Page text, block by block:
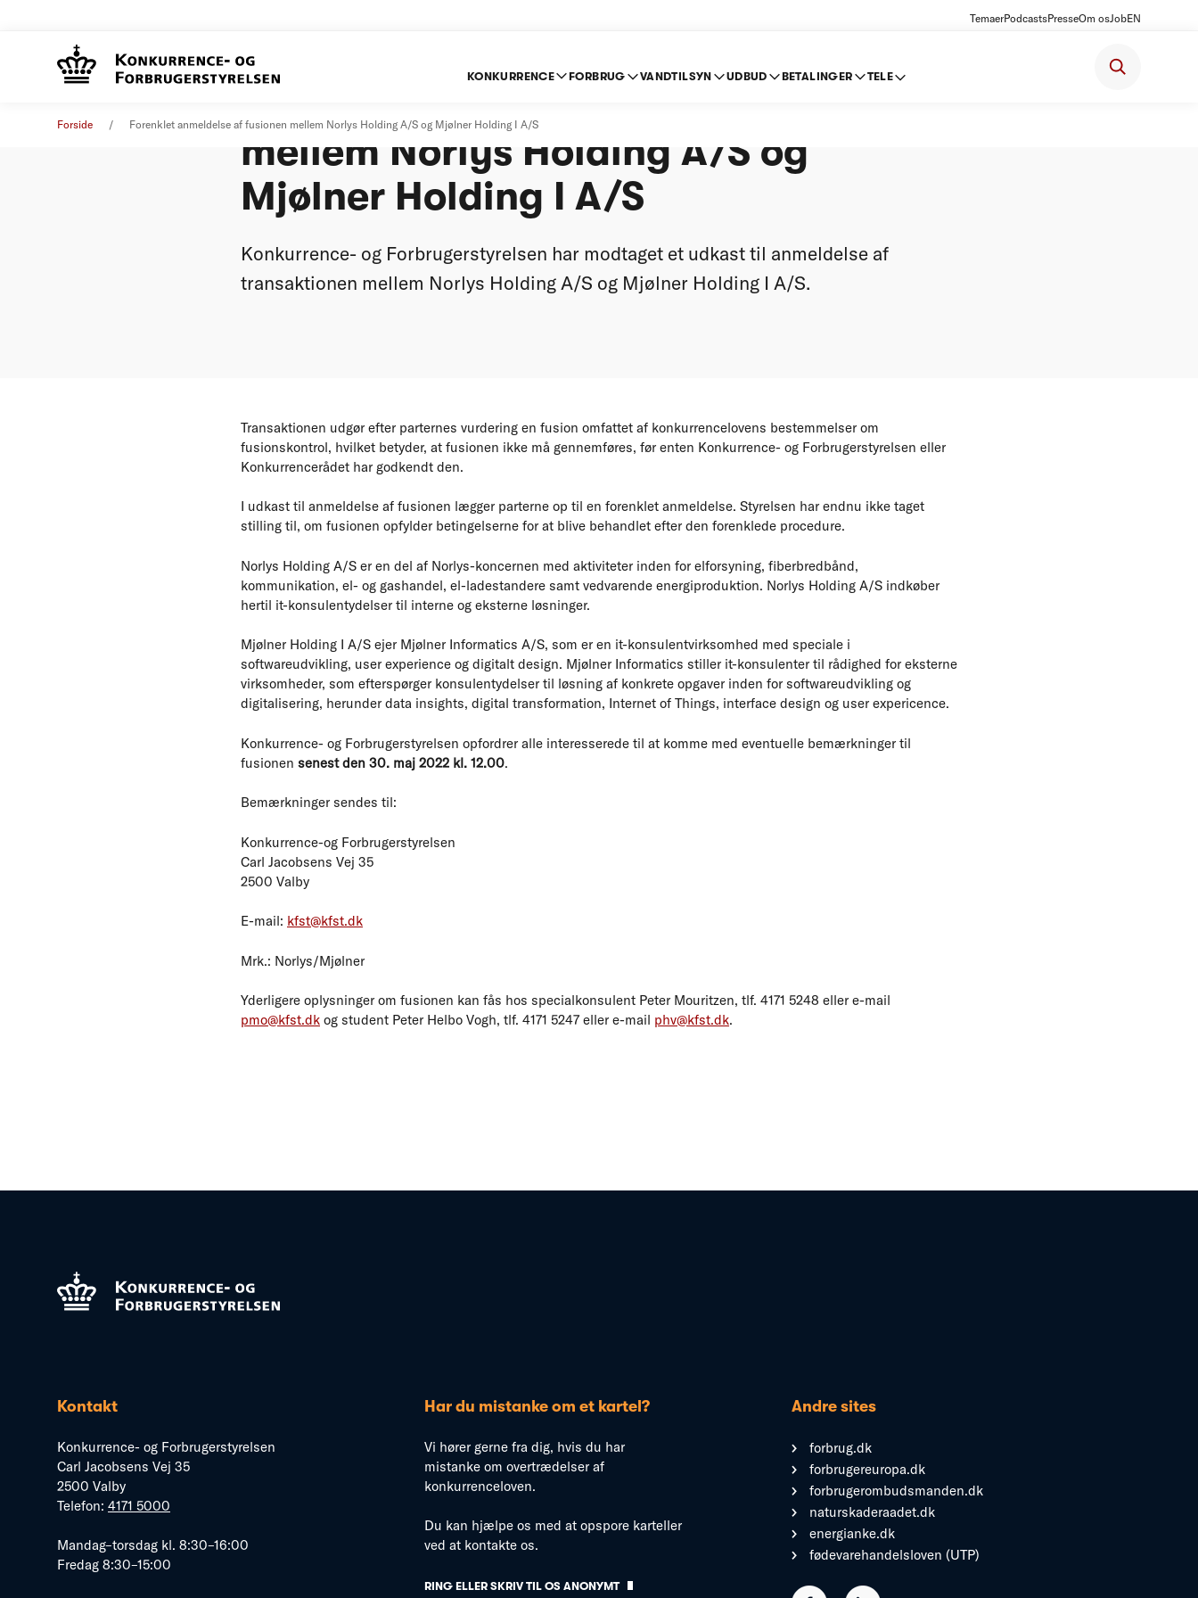
TemaerPodcastsPresseOm osJobEN
KONKURRENCE FORBRUG VANDTILSYN UDBUD BETALINGER TELE
Forside Forenklet anmeldelse af fusionen mellem Norlys Holding A/S og Mjølner Holding I A/S
mellem Norlys Holding A/S og
Mjølner Holding I A/S
Konkurrence- og Forbrugerstyrelsen har modtaget et udkast til anmeldelse af
transaktionen mellem Norlys Holding A/S og Mjølner Holding I A/S.
Transaktionen udgør efter parternes vurdering en fusion omfattet af konkurrencelovens bestemmelser om
fusionskontrol, hvilket betyder, at fusionen ikke må gennemføres, før enten Konkurrence- og Forbrugerstyrelsen eller
Konkurrencerådet har godkendt den.
I udkast til anmeldelse af fusionen lægger parterne op til en forenklet anmeldelse. Styrelsen har endnu ikke taget
stilling til, om fusionen opfylder betingelserne for at blive behandlet efter den forenklede procedure.
Norlys Holding A/S er en del af Norlys-koncernen med aktiviteter inden for elforsyning, fiberbredbånd,
kommunikation, el- og gashandel, el-ladestandere samt vedvarende energiproduktion. Norlys Holding A/S indkøber
hertil it-konsulentydelser til interne og eksterne løsninger.
Mjølner Holding I A/S ejer Mjølner Informatics A/S, som er en it-konsulentvirksomhed med speciale i
softwareudvikling, user experience og digitalt design. Mjølner Informatics stiller it-konsulenter til rådighed for eksterne
virksomheder, som efterspørger konsulentydelser til løsning af konkrete opgaver inden for softwareudvikling og
digitalisering, herunder data insights, digital transformation, Internet of Things, interface design og user expericence.
Konkurrence- og Forbrugerstyrelsen opfordrer alle interesserede til at komme med eventuelle bemærkninger til
fusionen senest den 30. maj 2022 kl. 12.00.
Bemærkninger sendes til:
Konkurrence-og Forbrugerstyrelsen
Carl Jacobsens Vej 35
2500 Valby
E-mail: kfst@kfst.dk
Mrk.: Norlys/Mjølner
Yderligere oplysninger om fusionen kan fås hos specialkonsulent Peter Mouritzen, tlf. 4171 5248 eller e-mail
pmo@kfst.dk og student Peter Helbo Vogh, tlf. 4171 5247 eller e-mail phv@kfst.dk.
Kontakt
Konkurrence- og Forbrugerstyrelsen
Carl Jacobsens Vej 35
2500 Valby
Telefon: 4171 5000
Mandag–torsdag kl. 8:30–16:00
Fredag 8:30–15:00
Har du mistanke om et kartel?
Vi hører gerne fra dig, hvis du har
mistanke om overtrædelser af
konkurrenceloven.
Du kan hjælpe os med at opspore karteller
ved at kontakte os.
RING ELLER SKRIV TIL OS ANONYMT
Andre sites
forbrug.dk
forbrugereuropa.dk
forbrugerombudsmanden.dk
naturskaderaadet.dk
energianke.dk
fødevarehandelsloven (UTP)